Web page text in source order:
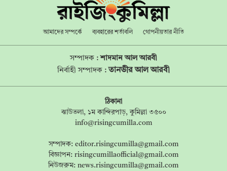
আমাদের সম্পর্কে ব্যবহারের শর্তাবলি গোপনীয়তার নীতি
সম্পাদক :শাদমান আল আরবী
নির্বাহী সম্পাদক :তানভীর আল আরবী
ঠিকানা
ঝাউতলা, ১ম কান্দিরপাড়, কুমিল্লা ৩৫০০
info@risingcumilla.com
সম্পাদক: editor.risingcumilla@gmail.com
বিজ্ঞাপন: risingcumillaofficial@gmail.com
নিউজরুম: news.risingcumilla@gmail.com